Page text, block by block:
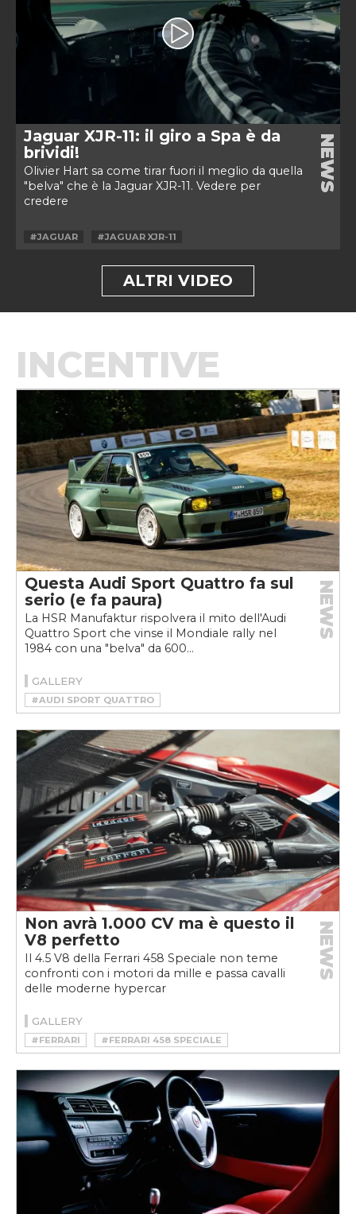
Jaguar XJR-11: il giro a Spa è da
brividi!
Olivier Hart sa come tirar fuori il meglio da quella
"belva" che è la Jaguar XJR-11. Vedere per
credere
NEWS
#JAGUAR #JAGUAR XJR-11
ALTRI VIDEO
INCENTIVE
Questa Audi Sport Quattro fa sul
serio (e fa paura)
La HSR Manufaktur rispolvera il mito dell'Audi
Quattro Sport che vinse il Mondiale rally nel
1984 con una "belva" da 600...
NEWS
GALLERY
#AUDI SPORT QUATTRO
#HSR MANUFAKTUR
#RESTOMOD
Non avrà 1.000 CV ma è questo il
V8 perfetto
Il 4.5 V8 della Ferrari 458 Speciale non teme
confronti con i motori da mille e passa cavalli
delle moderne hypercar
NEWS
GALLERY
#FERRARI #FERRARI 458 SPECIALE